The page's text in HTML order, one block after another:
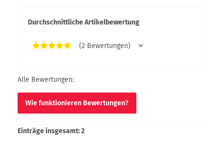
Durchschnittliche Artikelbewertung
(2 Bewertungen)
Alle Bewertungen:
Wie funktionieren Bewertungen?
Einträge insgesamt: 2